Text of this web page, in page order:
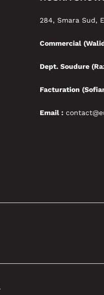
284, Smara Sud,
Commercial
Dept. Soudure
Facturation
Email :